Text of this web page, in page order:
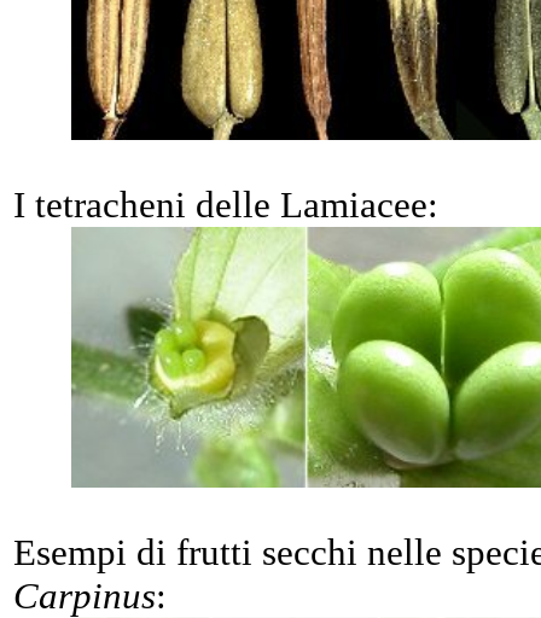
I tetracheni delle Lamiacee:
Esempi di frutti secchi nelle
Carpinus: